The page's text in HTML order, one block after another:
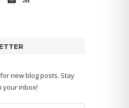
new blog posts. Stay
your inbox!